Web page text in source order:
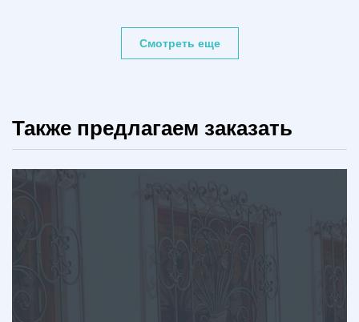
Смотреть еще
Также предлагаем заказать